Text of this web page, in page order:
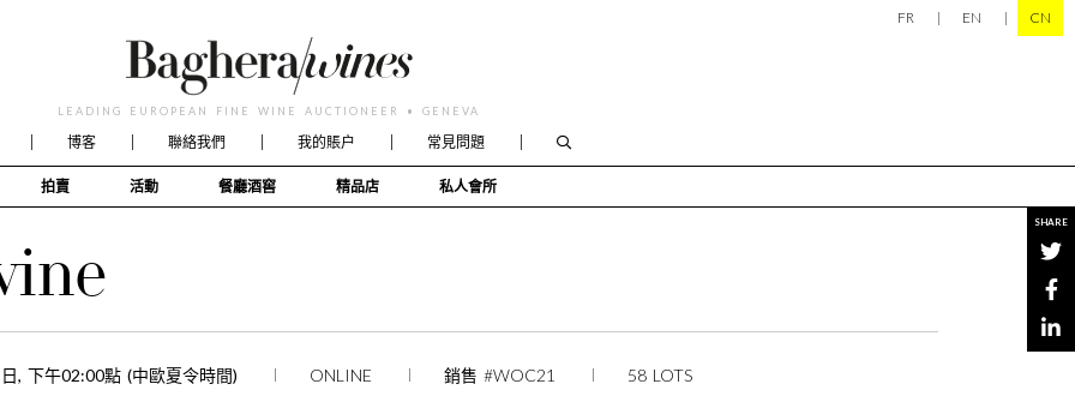
LEADING EUROPEAN FINE WINE AUCTIONEER • GENEVA
拍賣 活動 餐廳酒窖 精品店 私人會所
博客 聯絡我們 我的賬户 常見問題
FR EN CN
SHARE
, 下午02:00點 (中歐夏令時間) ONLINE 銷售 #WOC21 58 LOTS